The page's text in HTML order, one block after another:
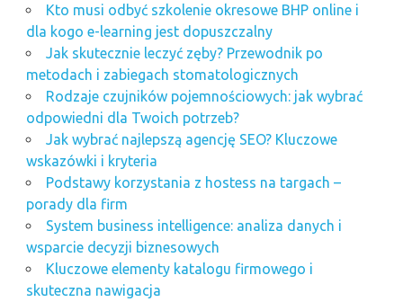
Kto musi odbyć szkolenie okresowe BHP online i
dla kogo e-learning jest dopuszczalny
Jak skutecznie leczyć zęby? Przewodnik po
metodach i zabiegach stomatologicznych
Rodzaje czujników pojemnościowych: jak wybrać
odpowiedni dla Twoich potrzeb?
Jak wybrać najlepszą agencję SEO? Kluczowe
wskazówki i kryteria
Podstawy korzystania z hostess na targach –
porady dla firm
System business intelligence: analiza danych i
wsparcie decyzji biznesowych
Kluczowe elementy katalogu firmowego i
skuteczna nawigacja